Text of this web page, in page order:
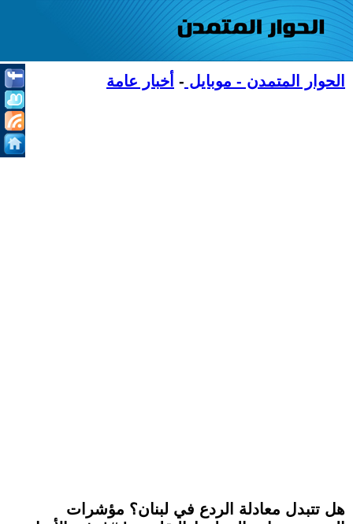
الحوار المتمدن - موبايل - أخبار عامة
هل تتبدل معادلة الردع في لبنان؟ مؤشرات